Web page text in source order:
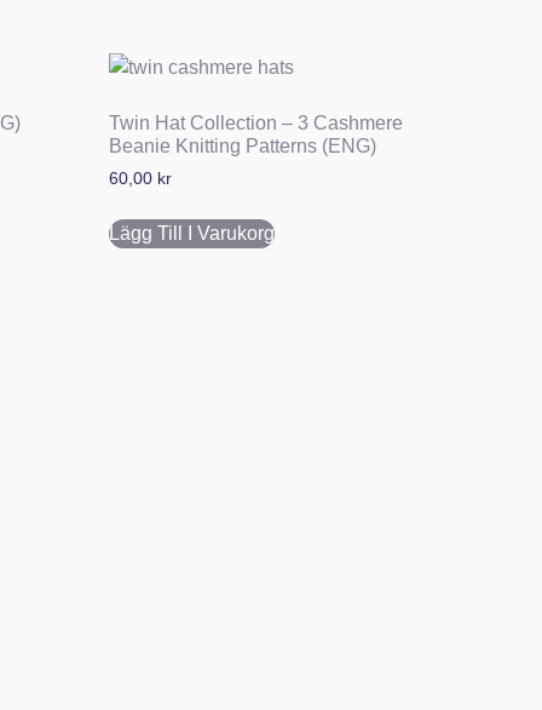
Twin Hat Collection – 3 Cashmere
Beanie Knitting Patterns (ENG)
60,00 kr
Lägg Till I Varukorg